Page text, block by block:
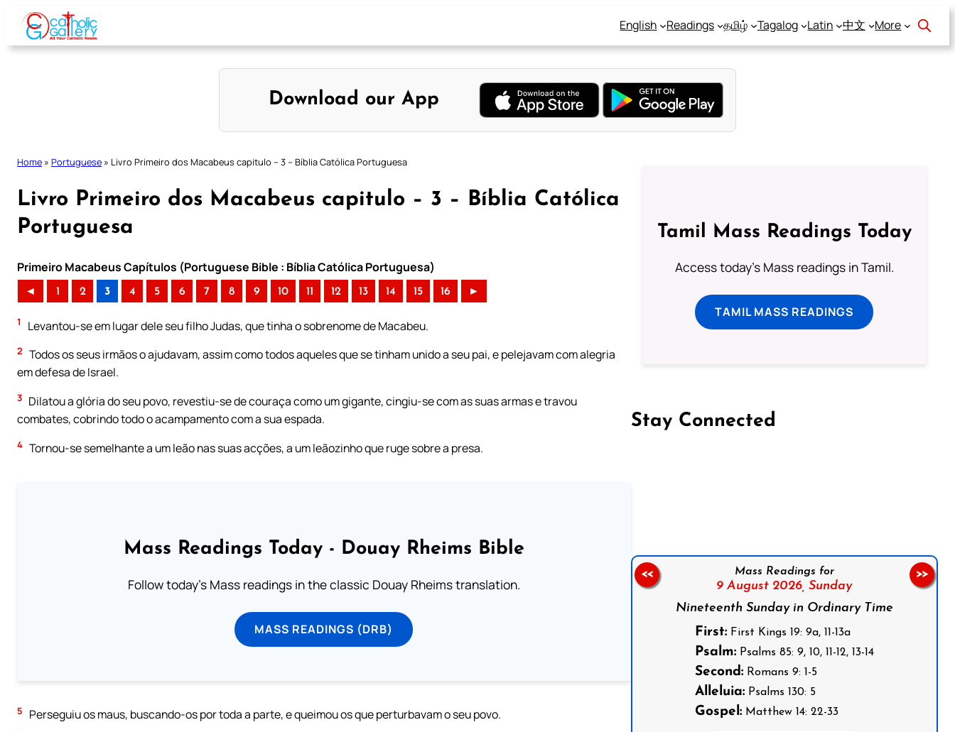
Skip
content
English Readings தமிழ் Tagalog Latin 中文 More
Download our App
Home » Portuguese » Livro Primeiro dos Macabeus capitulo – 3 – Bíblia Católica Portuguesa
Livro Primeiro dos Macabeus capitulo – 3 – Bíblia Católica
Portuguesa
Primeiro Macabeus Capítulos (Portuguese Bible : Bíblia Católica Portuguesa)
◄ 1 2 3 4 5 6 7 8 9 10 11 12 13 14 15 16 ►
1 Levantou-se em lugar dele seu filho Judas, que tinha o sobrenome de Macabeu.
2 Todos os seus irmãos o ajudavam, assim como todos aqueles que se tinham unido a seu pai, e pelejavam com alegria
em defesa de Israel.
3 Dilatou a glória do seu povo, revestiu-se de couraça como um gigante, cingiu-se com as suas armas e travou
combates, cobrindo todo o acampamento com a sua espada.
4 Tornou-se semelhante a um leão nas suas acções, a um leãozinho que ruge sobre a presa.
Mass Readings Today - Douay Rheims Bible
Follow today's Mass readings in the classic Douay Rheims translation.
MASS READINGS (DRB)
5 Perseguiu os maus, buscando-os por toda a parte, e queimou os que perturbavam o seu povo.
Tamil Mass Readings Today
Access today's Mass readings in Tamil.
TAMIL MASS READINGS
Stay Connected
Mass Readings for
9 August 2026, Sunday
Nineteenth Sunday in Ordinary Time
First:First Kings 19: 9a, 11-13a
Psalm:Psalms 85: 9, 10, 11-12, 13-14
Second:Romans 9: 1-5
Alleluia:Psalms 130: 5
Gospel:Matthew 14: 22-33
<< >>